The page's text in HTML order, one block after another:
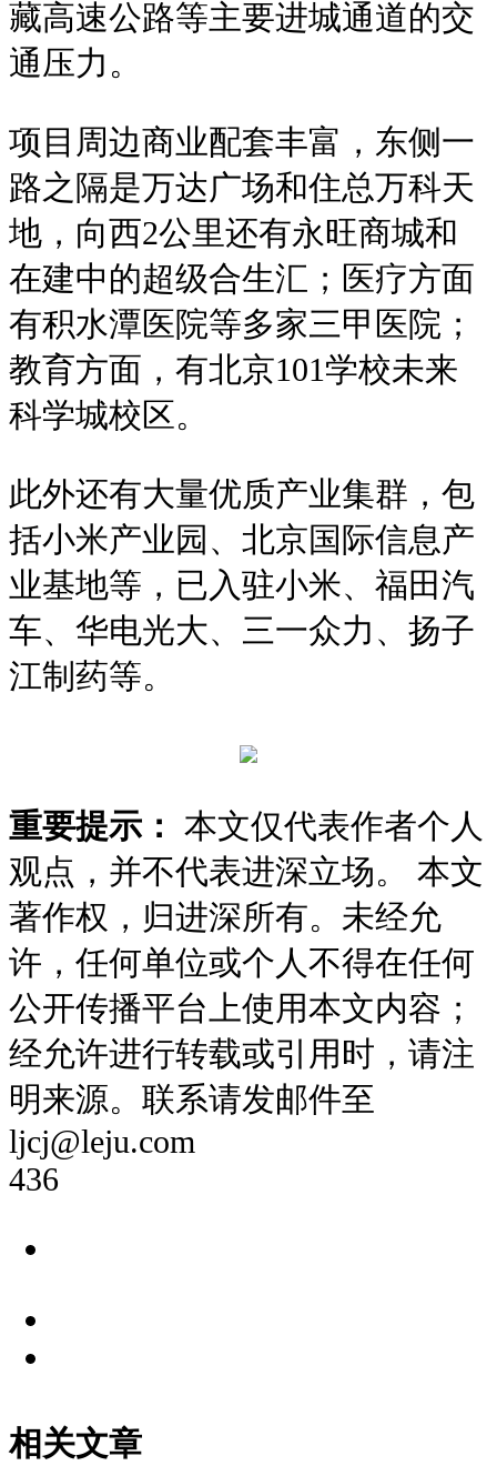
藏高速公路等主要进城通道的交
通压力。
项目周边商业配套丰富，东侧一
路之隔是万达广场和住总万科天
地，向西2公里还有永旺商城和
在建中的超级合生汇；医疗方面
有积水潭医院等多家三甲医院；
教育方面，有北京101学校未来
科学城校区。
此外还有大量优质产业集群，包
括小米产业园、北京国际信息产
业基地等，已入驻小米、福田汽
车、华电光大、三一众力、扬子
江制药等。
重要提示：
本文仅代表作者个人
观点，并不代表进深立场。 本文
著作权，归进深所有。未经允
许，任何单位或个人不得在任何
公开传播平台上使用本文内容；
经允许进行转载或引用时，请注
明来源。联系请发邮件至
ljcj@leju.com
436
相关文章